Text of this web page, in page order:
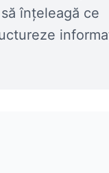
înțeleagă ce